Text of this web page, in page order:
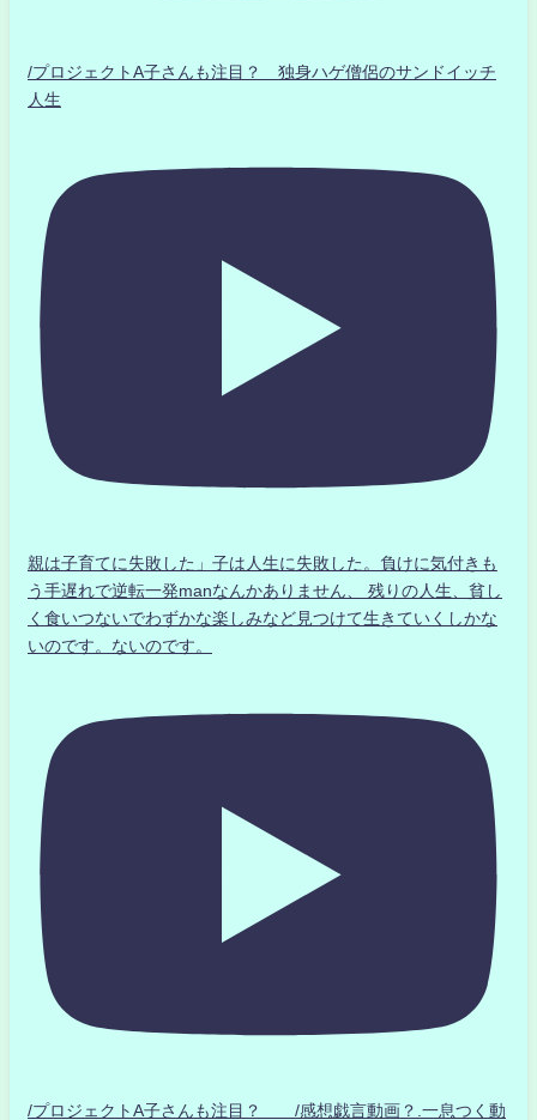
/プロジェクトA子さんも注目？ 独身ハゲ僧侶のサンドイッチ
人生
親は子育てに失敗した」子は人生に失敗した。負けに気付きも
う手遅れで逆転一発manなんかありません、 残りの人生、貧し
く食いつないでわずかな楽しみなど見つけて生きていくしかな
いのです。ないのです。
/プロジェクトA子さんも注目？ /感想戯言動画？.一息つく動